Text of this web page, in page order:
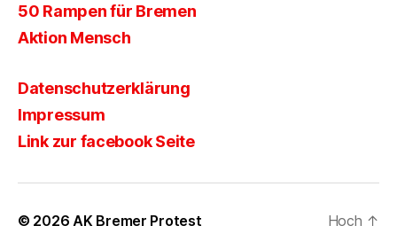
50 Rampen für Bremen
Aktion Mensch
Datenschutzerklärung
Impressum
Link zur facebook Seite
© 2026 AK Bremer Protest Hoch ↑